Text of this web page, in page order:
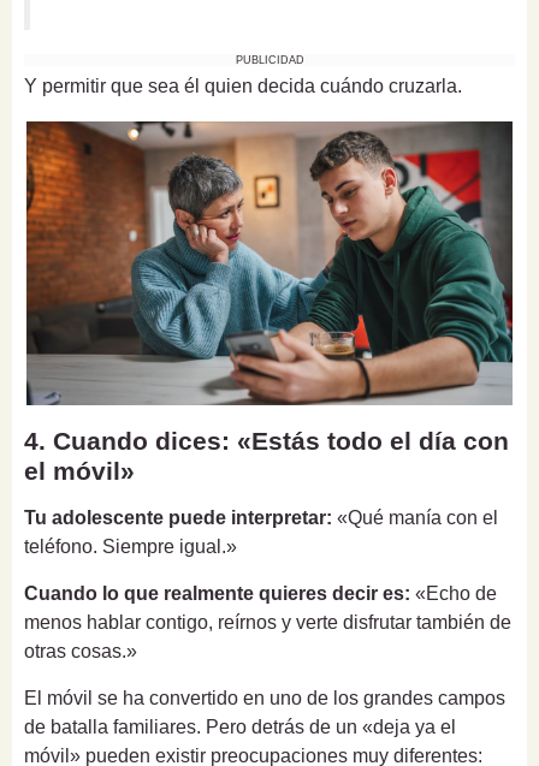
PUBLICIDAD
Y permitir que sea él quien decida cuándo cruzarla.
4. Cuando dices: «Estás todo el día con
el móvil»
Tu adolescente puede interpretar: «Qué manía con el
teléfono. Siempre igual.»
Cuando lo que realmente quieres decir es: «Echo de
menos hablar contigo, reírnos y verte disfrutar también de
otras cosas.»
El móvil se ha convertido en uno de los grandes campos
de batalla familiares. Pero detrás de un «deja ya el
móvil» pueden existir preocupaciones muy diferentes: